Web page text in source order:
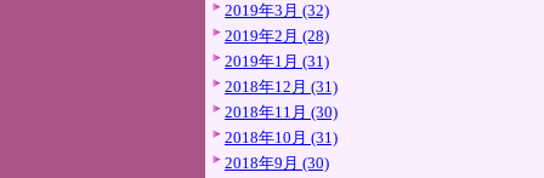
2019年3月 (32)
2019年2月 (28)
2019年1月 (31)
2018年12月 (31)
2018年11月 (30)
2018年10月 (31)
2018年9月 (30)